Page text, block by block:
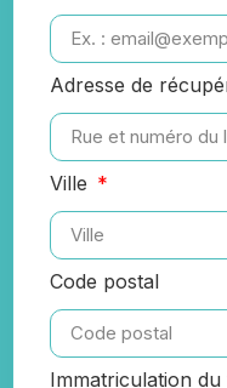
Adresse de
Ville
Code postal
Immatriculation du